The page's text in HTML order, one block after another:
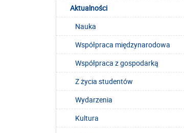
Aktualności
Nauka
Współpraca międzynarodowa
Współpraca z gospodarką
Z życia studentów
Wydarzenia
Kultura